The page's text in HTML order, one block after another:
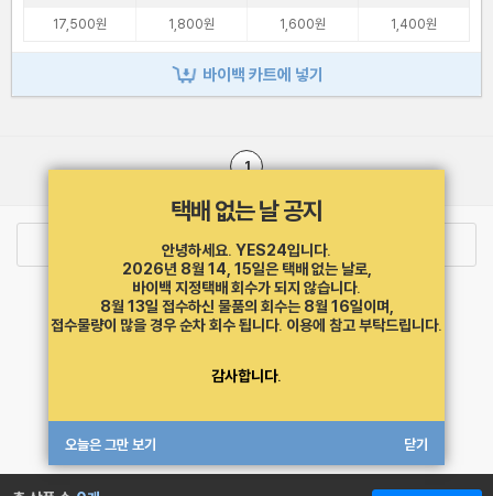
17,500원
1,800원 1,600원 1,400원
바이백 카트에 넣기
1
택배 없는 날 공지
안녕하세요. YES24입니다.
2026년 8월 14, 15일은 택배 없는 날로,
바이백 지정택배 회수가 되지 않습니다.
8월 13일 접수하신 물품의 회수는 8월 16일이며,
접수물량이 많을 경우 순차 회수 됩니다. 이용에 참고 부탁드립니다.
감사합니다.
오늘은 그만 보기 닫기
최근 본 상품
고객센터 1544-3800 티켓 1544-6399
중고샵 1566-4295
eBook 1:1문의/채팅상담
개인정보처리방침
도서홍보
광고
MATOM4